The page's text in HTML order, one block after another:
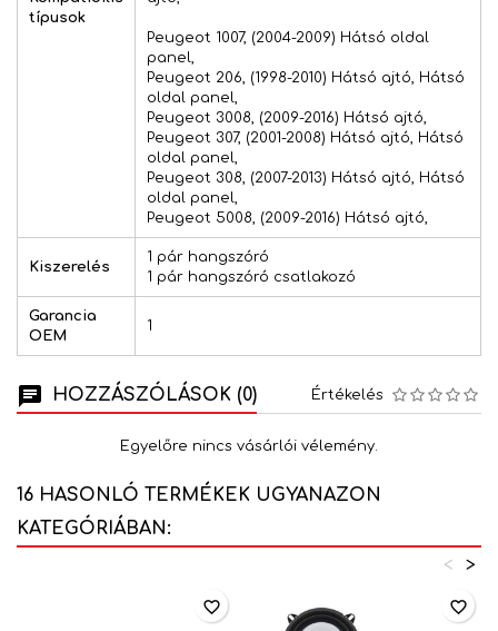
típusok
Peugeot 1007, (2004-2009) Hátsó oldal
panel,
Peugeot 206, (1998-2010) Hátsó ajtó, Hátsó
oldal panel,
Peugeot 3008, (2009-2016) Hátsó ajtó,
Peugeot 307, (2001-2008) Hátsó ajtó, Hátsó
oldal panel,
Peugeot 308, (2007-2013) Hátsó ajtó, Hátsó
oldal panel,
Peugeot 5008, (2009-2016) Hátsó ajtó,
Kiszerelés
1 pár hangszóró
1 pár hangszóró csatlakozó
Garancia
OEM
1
HOZZÁSZÓLÁSOK (0) Értékelés
Egyelőre nincs vásárlói vélemény.
16 HASONLÓ TERMÉKEK UGYANAZON
KATEGÓRIÁBAN:
>
<
favorite_border favorite_border